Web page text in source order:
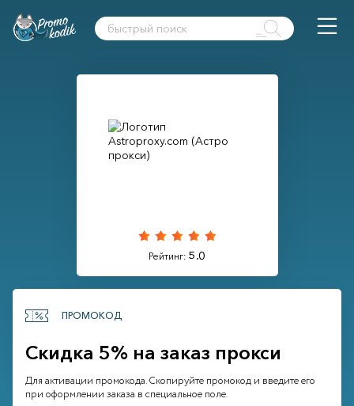
Рейтинг: 5.0
ПРОМОКОД
Скидка 5% на заказ прокси
Для активации промокода. Скопируйте промокод и введите его
при оформлении заказа в специальное поле.